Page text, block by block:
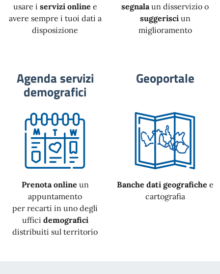
usare i servizi online e
avere sempre i tuoi dati a
disposizione
segnala un disservizio o
suggerisciun
miglioramento
Agenda servizi
demografici
Prenota online un
appuntamento
per recarti in uno degli
uffici demografici
distribuiti sul territorio
Geoportale
Banche dati geografiche e
cartografia